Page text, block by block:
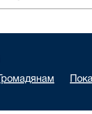
Громадянам